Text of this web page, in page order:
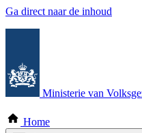
Ga direct naar de inhoud
Ministerie van
Home